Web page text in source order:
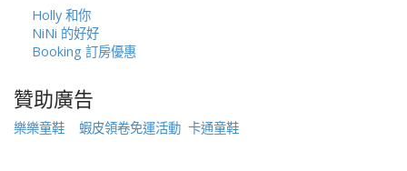
Holly 和你
NiNi 的好好
Booking 訂房優惠
贊助廣告
樂樂童鞋 蝦皮領卷免運活動 卡通童鞋